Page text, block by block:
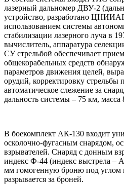
лазерный дальномер ДВУ-2
устройство, разработано
использованием системы
стабилизации лазерного луча в
вычислитель, аппаратура
СУ стрельбой обеспечивает
общекорабельных средств
параметров движения целей,
орудий, корректировку стрельбы
автоматическое слежение за
дальность системы – 75 км, масса
В боекомплект АК-130 входит
осколочно-фугасным снарядом,
взрывателей. Снаряд с донным
индекс Ф-44 (индекс выстрела –
мм гомогенную броню под углом
разрывается за броней.